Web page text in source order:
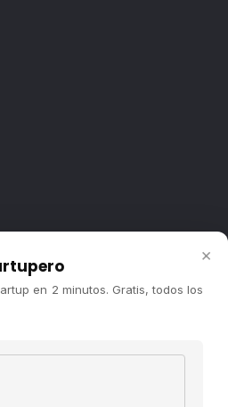
×
en 2 minutos. Gratis, todos los